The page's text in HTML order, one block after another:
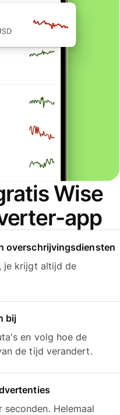
Wise
app
overschrijvingsdiensten
je krijgt altijd de
bij
en volg hoe de
de tijd verandert.
seconden. Helemaal